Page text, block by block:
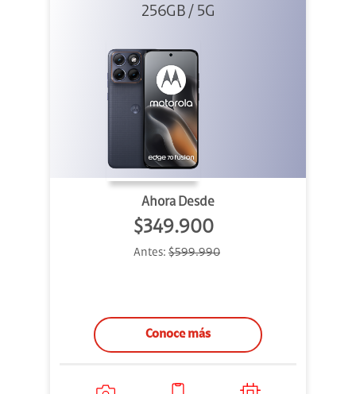
Azul
256GB / 5G
Ahora Desde
$349.900
Antes: $599.990
Conoce más